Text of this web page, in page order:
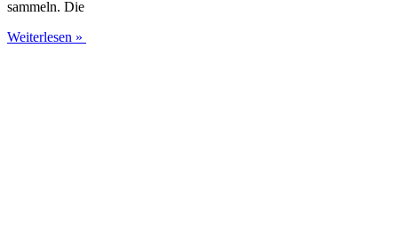
sam­meln. Die
Weiterlesen »